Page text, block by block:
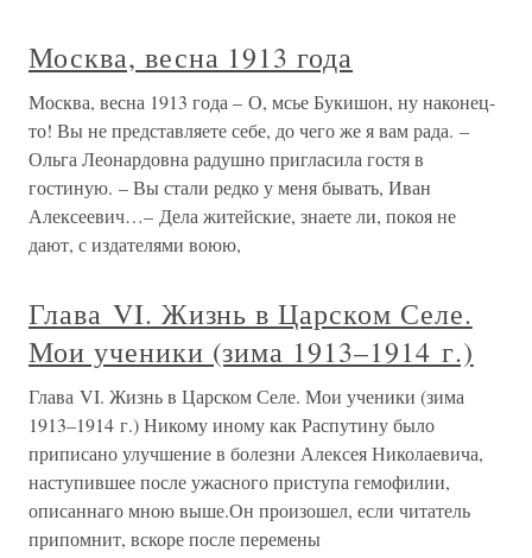
Москва, весна 1913 года
Москва, весна 1913 года – О, мсье Букишон, ну наконец-
то! Вы не представляете себе, до чего же я вам рада. –
Ольга Леонардовна радушно пригласила гостя в
гостиную. – Вы стали редко у меня бывать, Иван
Алексеевич…– Дела житейские, знаете ли, покоя не
дают, с издателями воюю,
Глава VI. Жизнь в Царском Селе.
Мои ученики (зима 1913–1914 г.)
Глава VI. Жизнь в Царском Селе. Мои ученики (зима
1913–1914 г.) Никому иному как Распутину было
приписано улучшение в болезни Алексея Николаевича,
наступившее после ужасного приступа гемофилии,
описаннаго мною выше.Он произошел, если читатель
припомнит, вскоре после перемены